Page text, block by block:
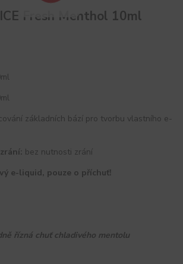
Fresh Menthol 10ml
základních bází pro tvorbu vlastního e-
bez nutnosti zrání
e-liquid, pouze o příchuť!
řízná chuť chladivého mentolu